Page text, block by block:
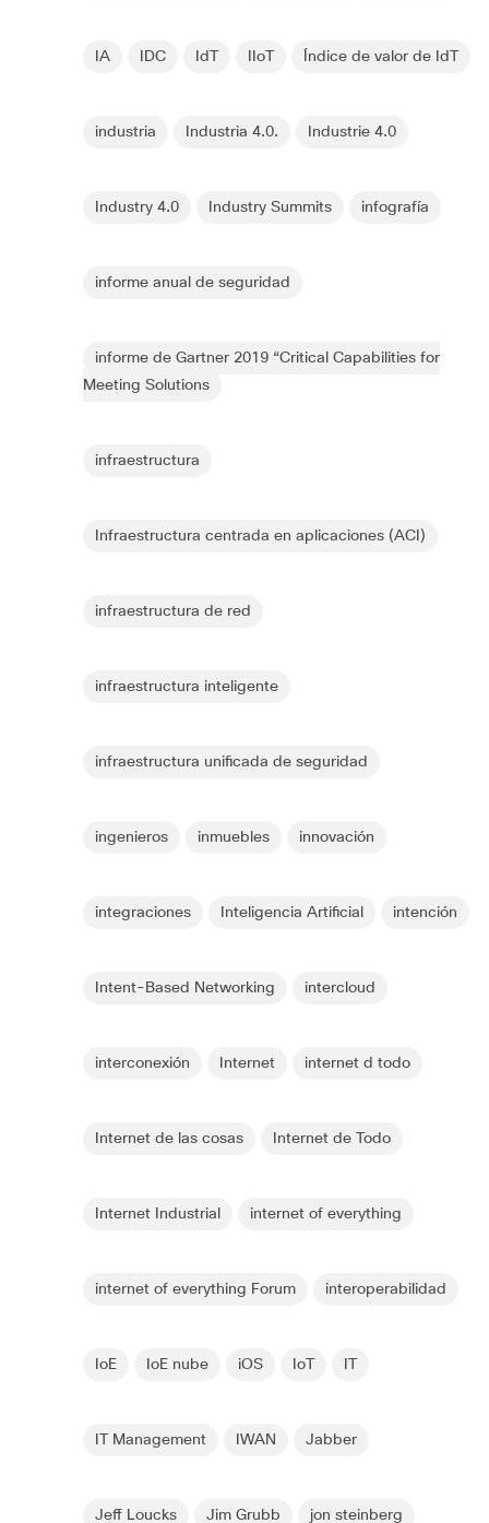
IA IDC IdT IIoT Índice de valor de IdT
industria Industria 4.0. Industrie 4.0
Industry 4.0 Industry Summits infografía
informe anual de seguridad
informe de Gartner 2019 “Critical Capabilities for
Meeting Solutions
infraestructura
Infraestructura centrada en aplicaciones (ACI)
infraestructura de red
infraestructura inteligente
infraestructura unificada de seguridad
ingenieros inmuebles innovación
integraciones Inteligencia Artificial intención
Intent-Based Networking intercloud
interconexión Internet internet d todo
Internet de las cosas Internet de Todo
Internet Industrial internet of everything
internet of everything Forum interoperabilidad
IoE IoE nube iOS IoT
IT Management IWAN Jabber
Jeff Loucks Jim Grubb jon steinberg